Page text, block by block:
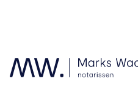
Wat is een